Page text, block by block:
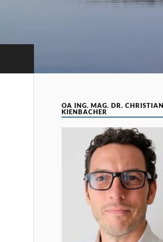
OA ING. MAG. DR. CHRISTIAN
KIENBACHER